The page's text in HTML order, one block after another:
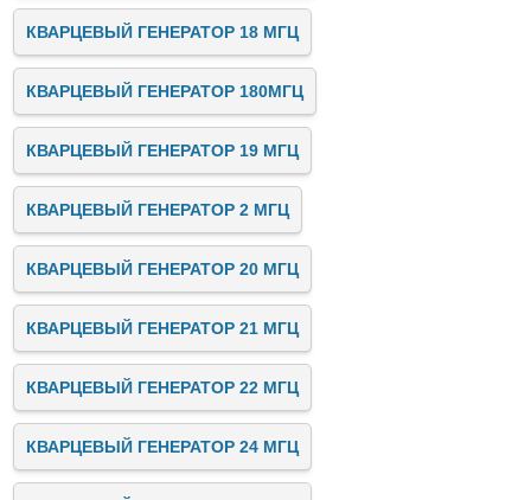
КВАРЦЕВЫЙ ГЕНЕРАТОР 18 МГЦ
КВАРЦЕВЫЙ ГЕНЕРАТОР 180МГЦ
КВАРЦЕВЫЙ ГЕНЕРАТОР 19 МГЦ
КВАРЦЕВЫЙ ГЕНЕРАТОР 2 МГЦ
КВАРЦЕВЫЙ ГЕНЕРАТОР 20 МГЦ
КВАРЦЕВЫЙ ГЕНЕРАТОР 21 МГЦ
КВАРЦЕВЫЙ ГЕНЕРАТОР 22 МГЦ
КВАРЦЕВЫЙ ГЕНЕРАТОР 24 МГЦ